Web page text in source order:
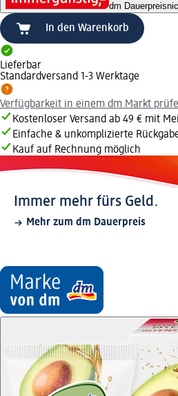
dm Dauerpreis
In den Warenkorb
Lieferbar
Standardversand 1-3 Werktage
Verfügbarkeit in einem dm Markt
Kostenloser Versand ab 49 € mit
Einfache & unkomplizierte
Kauf auf Rechnung möglich
Immer mehr fürs Geld.
Mehr zum dm Dauerpreis